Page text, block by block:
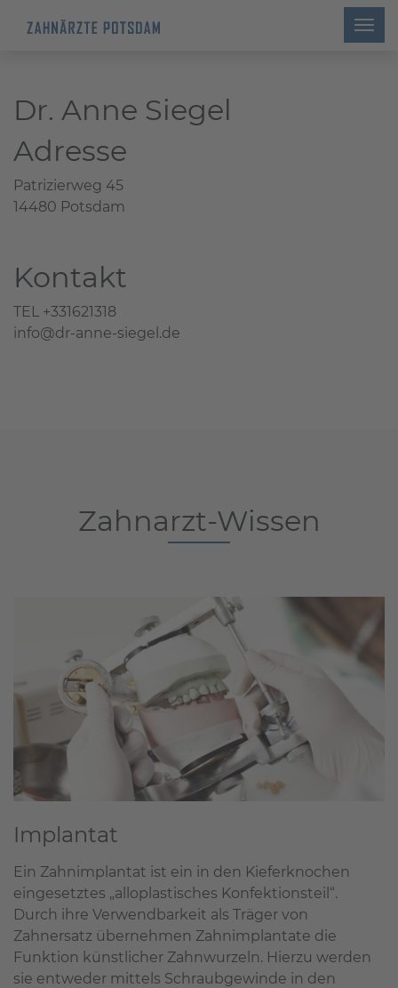
Dr. Anne Siegel
Adresse
Patrizierweg 45
14480 Potsdam
Kontakt
TEL +331621318
info@dr-anne-siegel.de
Zahnarzt-Wissen
Implantat
Ein Zahnimplantat ist ein in den Kieferknochen
eingesetztes „alloplastisches Konfektionsteil“.
Durch ihre Verwendbarkeit als Träger von
Zahnersatz übernehmen Zahnimplantate die
Funktion künstlicher Zahnwurzeln. Hierzu werden
sie entweder mittels Schraubgewinde in den